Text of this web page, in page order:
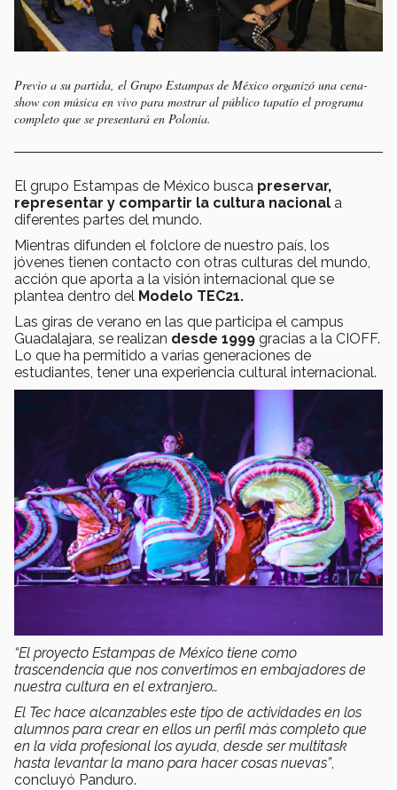
Previo a su partida, el Grupo Estampas de México organizó una cena-
show con música en vivo para mostrar al público tapatío el programa
completo que se presentará en Polonia.
El grupo Estampas de México busca preservar,
representar y compartir la cultura nacional a
diferentes partes del mundo.
Mientras difunden el folclore de nuestro país, los
jóvenes tienen contacto con otras culturas del mundo,
acción que aporta a la visión internacional que se
plantea dentro del Modelo TEC21.
Las giras de verano en las que participa el campus
Guadalajara, se realizan desde 1999 gracias a la CIOFF.
Lo que ha permitido a varias generaciones de
estudiantes, tener una experiencia cultural internacional.
“El proyecto Estampas de México tiene como
trascendencia que nos convertimos en embajadores de
nuestra cultura en el extranjero…
El Tec hace alcanzables este tipo de actividades en los
alumnos para crear en ellos un perfil más completo que
en la vida profesional los ayuda, desde ser multitask
hasta levantar la mano para hacer cosas nuevas”,
concluyó Panduro.